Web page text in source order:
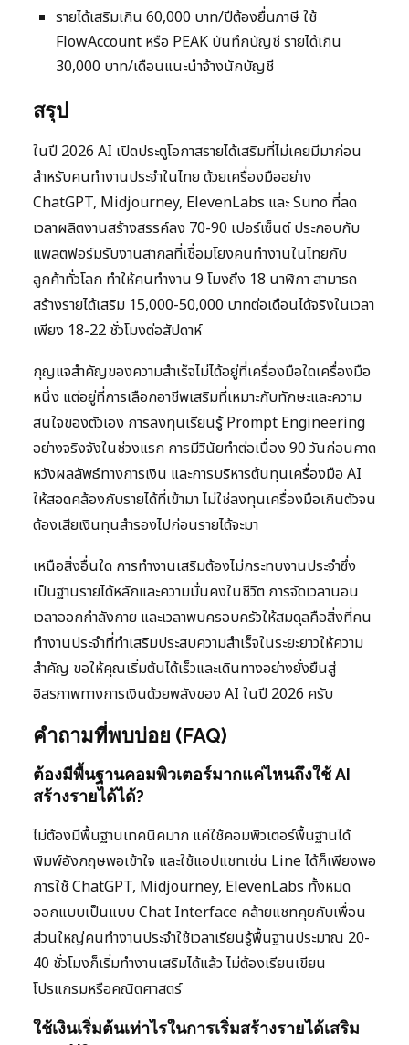
รายได้เสริมเกิน 60,000 บาท/ปีต้องยื่นภาษี ใช้
FlowAccount หรือ PEAK บันทึกบัญชี รายได้เกิน
30,000 บาท/เดือนแนะนำจ้างนักบัญชี
สรุป
ในปี 2026 AI เปิดประตูโอกาสรายได้เสริมที่ไม่เคยมีมาก่อน
สำหรับคนทำงานประจำในไทย ด้วยเครื่องมืออย่าง
ChatGPT, Midjourney, ElevenLabs และ Suno ที่ลด
เวลาผลิตงานสร้างสรรค์ลง 70-90 เปอร์เซ็นต์ ประกอบกับ
แพลตฟอร์มรับงานสากลที่เชื่อมโยงคนทำงานในไทยกับ
ลูกค้าทั่วโลก ทำให้คนทำงาน 9 โมงถึง 18 นาฬิกา สามารถ
สร้างรายได้เสริม 15,000-50,000 บาทต่อเดือนได้จริงในเวลา
เพียง 18-22 ชั่วโมงต่อสัปดาห์
กุญแจสำคัญของความสำเร็จไม่ได้อยู่ที่เครื่องมือใดเครื่องมือ
หนึ่ง แต่อยู่ที่การเลือกอาชีพเสริมที่เหมาะกับทักษะและความ
สนใจของตัวเอง การลงทุนเรียนรู้ Prompt Engineering
อย่างจริงจังในช่วงแรก การมีวินัยทำต่อเนื่อง 90 วันก่อนคาด
หวังผลลัพธ์ทางการเงิน และการบริหารต้นทุนเครื่องมือ AI
ให้สอดคล้องกับรายได้ที่เข้ามา ไม่ใช่ลงทุนเครื่องมือเกินตัวจน
ต้องเสียเงินทุนสำรองไปก่อนรายได้จะมา
เหนือสิ่งอื่นใด การทำงานเสริมต้องไม่กระทบงานประจำซึ่ง
เป็นฐานรายได้หลักและความมั่นคงในชีวิต การจัดเวลานอน
เวลาออกกำลังกาย และเวลาพบครอบครัวให้สมดุลคือสิ่งที่คน
ทำงานประจำที่ทำเสริมประสบความสำเร็จในระยะยาวให้ความ
สำคัญ ขอให้คุณเริ่มต้นได้เร็วและเดินทางอย่างยั่งยืนสู่
อิสรภาพทางการเงินด้วยพลังของ AI ในปี 2026 ครับ
คำถามที่พบบ่อย (FAQ)
ต้องมีพื้นฐานคอมพิวเตอร์มากแค่ไหนถึงใช้ AI
สร้างรายได้ได้?
ไม่ต้องมีพื้นฐานเทคนิคมาก แค่ใช้คอมพิวเตอร์พื้นฐานได้
พิมพ์อังกฤษพอเข้าใจ และใช้แอปแชทเช่น Line ได้ก็เพียงพอ
การใช้ ChatGPT, Midjourney, ElevenLabs ทั้งหมด
ออกแบบเป็นแบบ Chat Interface คล้ายแชทคุยกับเพื่อน
ส่วนใหญ่คนทำงานประจำใช้เวลาเรียนรู้พื้นฐานประมาณ 20-
40 ชั่วโมงก็เริ่มทำงานเสริมได้แล้ว ไม่ต้องเรียนเขียน
โปรแกรมหรือคณิตศาสตร์
ใช้เงินเริ่มต้นเท่าไรในการเริ่มสร้างรายได้เสริม